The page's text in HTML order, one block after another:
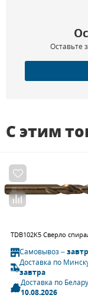
Оставьте
С этим
Самовывоз –
Доставка по
завтра
Доставка по
10.08.2026